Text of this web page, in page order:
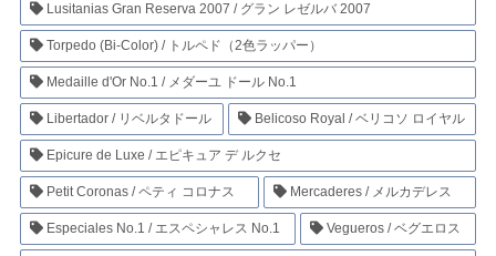
Lusitanias Gran Reserva 2007 / グラン レゼルバ 2007
Torpedo (Bi-Color) / トルペド（2色ラッパー）
Medaille d'Or No.1 / メダーユ ドール No.1
Libertador / リベルタドール Belicoso Royal / ベリコソ ロイヤル
Epicure de Luxe / エピキュア デ ルクセ
Petit Coronas / ペティ コロナス Mercaderes / メルカデレス
Especiales No.1 / エスペシャレス No.1 Vegueros / ベグエロス